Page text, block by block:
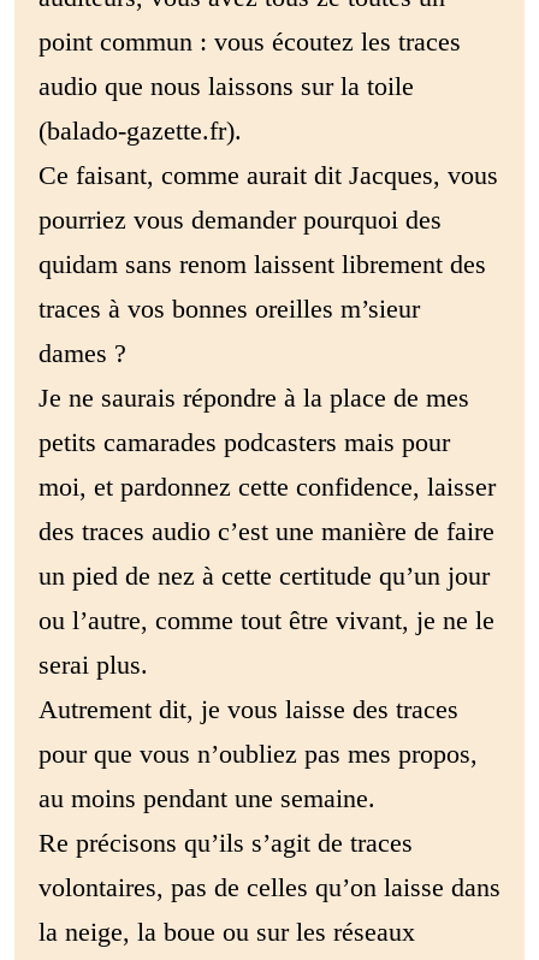
point commun : vous écoutez les traces
audio que nous laissons sur la toile
(balado-gazette.fr).
Ce faisant, comme aurait dit Jacques, vous
pourriez vous demander pourquoi des
quidam sans renom laissent librement des
traces à vos bonnes oreilles m’sieur
dames ?
Je ne saurais répondre à la place de mes
petits camarades podcasters mais pour
moi, et pardonnez cette confidence, laisser
des traces audio c’est une manière de faire
un pied de nez à cette certitude qu’un jour
ou l’autre, comme tout être vivant, je ne le
serai plus.
Autrement dit, je vous laisse des traces
pour que vous n’oubliez pas mes propos,
au moins pendant une semaine.
Re précisons qu’ils s’agit de traces
volontaires, pas de celles qu’on laisse dans
la neige, la boue ou sur les réseaux